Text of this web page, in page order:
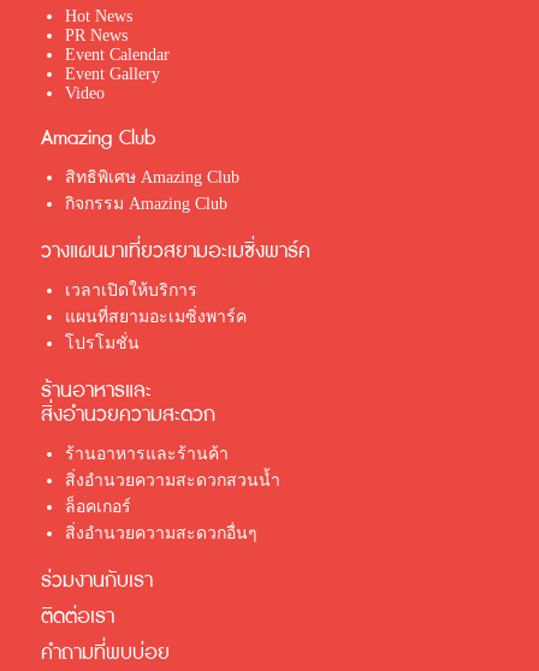
Hot News
PR News
Event Calendar
Event Gallery
Video
Amazing Club
สิทธิพิเศษ Amazing Club
กิจกรรม Amazing Club
วางแผนมาเที่ยวสยามอะเมซิ่งพาร์ค
เวลาเปิดให้บริการ
แผนที่สยามอะเมซิ่งพาร์ค
โปรโมชั่น
ร้านอาหารและ
สิ่งอำนวยความสะดวก
ร้านอาหารและร้านค้า
สิ่งอำนวยความสะดวกสวนน้ำ
ล็อคเกอร์
สิ่งอำนวยความสะดวกอื่นๆ
ร่วมงานกับเรา
ติดต่อเรา
คำถามที่พบบ่อย